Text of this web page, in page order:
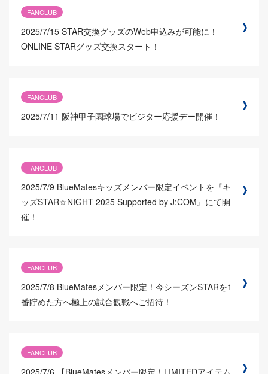
FANCLUB
2025/7/15 STAR交換グッズのWeb申込みが可能に！
ONLINE STARグッズ交換スタート！
FANCLUB
2025/7/11 阪神甲子園球場でビジター応援デー開催！
FANCLUB
2025/7/9 BlueMatesキッズメンバー限定イベントを『キ
ッズSTAR☆NIGHT 2025 Supported by J:COM』にて開
催！
FANCLUB
2025/7/8 BlueMatesメンバー限定！今シーズンSTARを1
番貯めた方へ極上の試合観戦へご招待！
FANCLUB